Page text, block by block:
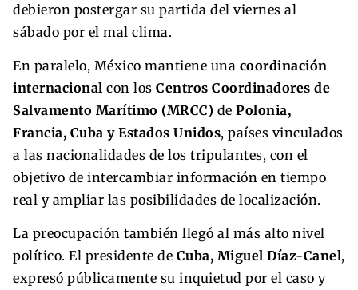
debieron postergar su partida del viernes al
sábado por el mal clima.
En paralelo, México mantiene una coordinación
internacional con los Centros Coordinadores de
Salvamento Marítimo (MRCC) de Polonia,
Francia, Cuba y Estados Unidos, países vinculados
a las nacionalidades de los tripulantes, con el
objetivo de intercambiar información en tiempo
real y ampliar las posibilidades de localización.
La preocupación también llegó al más alto nivel
político. El presidente de Cuba, Miguel Díaz-Canel,
expresó públicamente su inquietud por el caso y